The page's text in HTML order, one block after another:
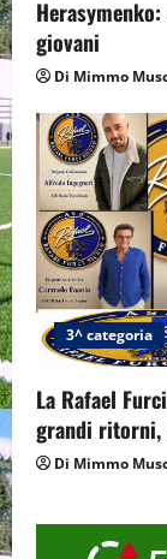
giovani
Di Mimmo
3^ categoria
La Rafael
grandi ritorni,
Di Mimmo